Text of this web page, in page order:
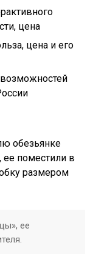
цена
цена и его
возможностей
обезьянке
поместили в
размером
ее